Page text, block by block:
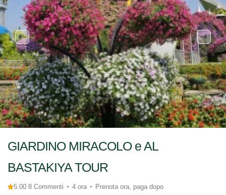
GIARDINO MIRACOLO e AL
BASTAKIYA TOUR
5.00 8 Commenti 4 ora Prenota ora, paga dopo